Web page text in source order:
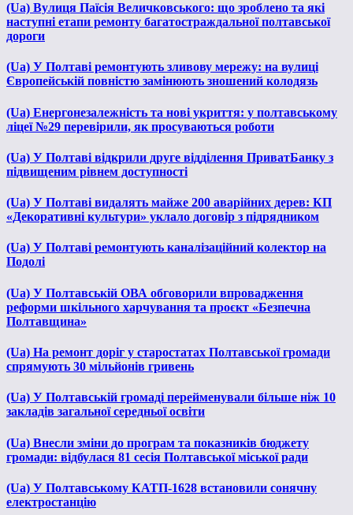
(Ua) Вулиця Паїсія Величковського: що зроблено та які
наступні етапи ремонту багатостраждальної полтавської
дороги
(Ua) У Полтаві ремонтують зливову мережу: на вулиці
Європейській повністю замінюють зношений колодязь
(Ua) Енергонезалежність та нові укриття: у полтавському
ліцеї №29 перевірили, як просуваються роботи
(Ua) У Полтаві відкрили друге відділення ПриватБанку з
підвищеним рівнем доступності
(Ua) У Полтаві видалять майже 200 аварійних дерев: КП
«Декоративні культури» уклало договір з підрядником
(Ua) У Полтаві ремонтують каналізаційний колектор на
Подолі
(Ua) У Полтавській ОВА обговорили впровадження
реформи шкільного харчування та проєкт «Безпечна
Полтавщина»
(Ua) На ремонт доріг у старостатах Полтавської громади
спрямують 30 мільйонів гривень
(Ua) У Полтавській громаді перейменували більше ніж 10
закладів загальної середньої освіти
(Ua) Внесли зміни до програм та показників бюджету
громади: відбулася 81 сесія Полтавської міської ради
(Ua) У Полтавському КАТП-1628 встановили сонячну
електростанцію